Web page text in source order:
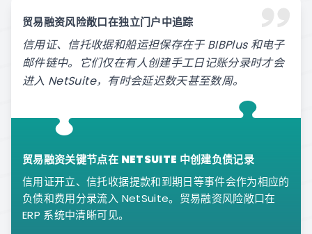
贸易融资风险敞口在独立门户中追踪
信用证、信托收据和船运担保存在于 BIBPlus 和电子
邮件链中。它们仅在有人创建手工日记账分录时才会
进入 NetSuite，有时会延迟数天甚至数周。
贸易融资关键节点在 NETSUITE 中创建负债记录
信用证开立、信托收据提款和到期日等事件会作为相应的
负债和费用分录流入 NetSuite。贸易融资风险敞口在
ERP 系统中清晰可见。